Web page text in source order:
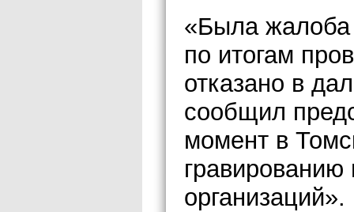
«Была жалоба
по итогам
отказано в
сообщил
момент в
организаций».